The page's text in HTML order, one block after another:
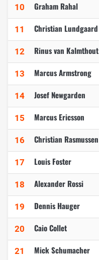
10 Graham Rahal
11 Christian Lundgaard
12 Rinus van Kalmthout
13 Marcus Armstrong
14 Josef Newgarden
15 Marcus Ericsson
16 Christian Rasmussen
17 Louis Foster
18 Alexander Rossi
19 Dennis Hauger
20 Caio Collet
21 Mick Schumacher